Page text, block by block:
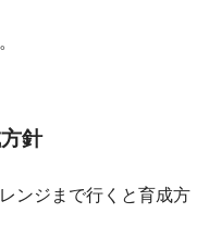
針
ンジまで行くと育成方